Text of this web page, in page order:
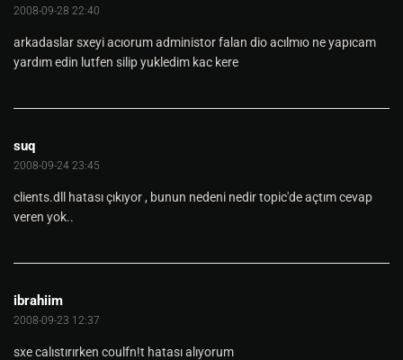
2008-09-28 22:40
arkadaslar sxeyi acıorum administor falan dio acılmıo ne yapıcam
yardım edin lutfen silip yukledim kac kere
suq
2008-09-24 23:45
clients.dll hatası çıkıyor , bunun nedeni nedir topic'de açtım cevap
veren yok..
ibrahiim
2008-09-23 12:37
sxe calıstırırken coulfn!t hatası alıyorum